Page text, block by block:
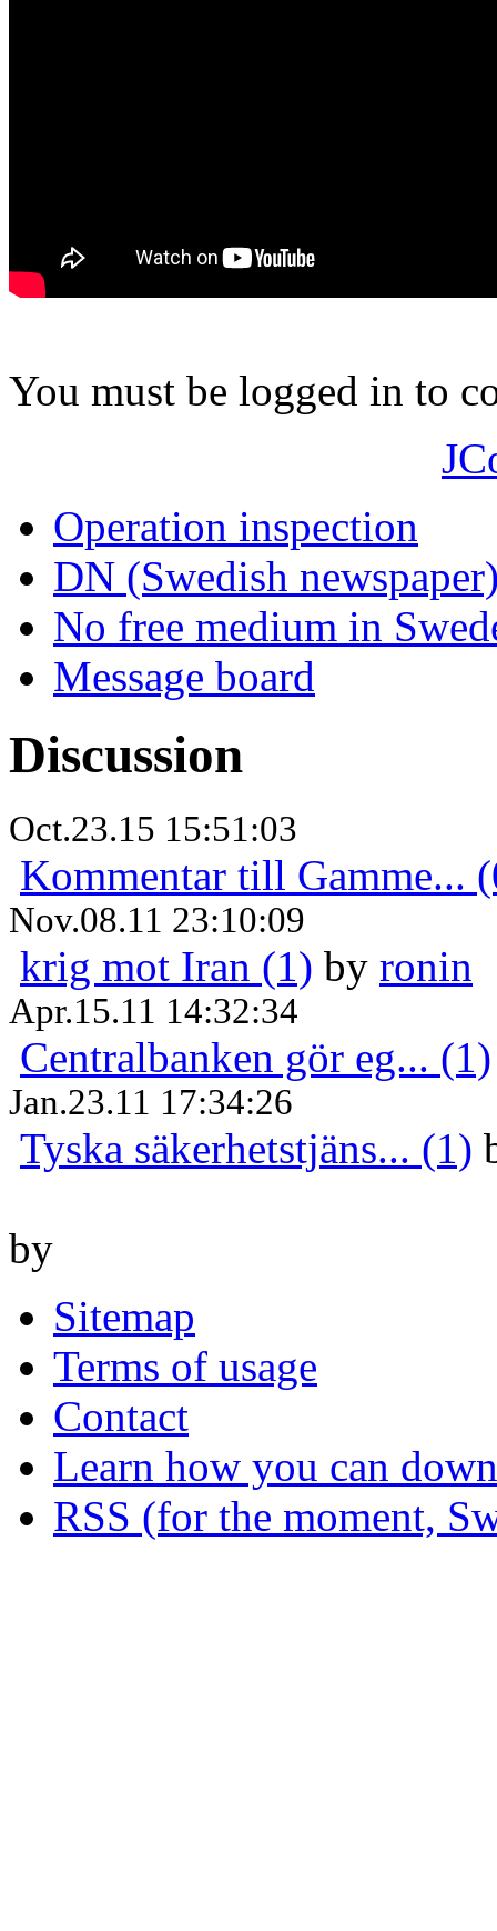
You must be logged in to
Operation inspection
DN (Swedish
No free medium in
Message board
Discussion
Oct.23.15 15:51:03
Kommentar till Gamme...
Nov.08.11 23:10:09
krig mot Iran (1) by ronin
Apr.15.11 14:32:34
Centralbanken gör eg... (1)
Jan.23.11 17:34:26
Tyska säkerhetstjäns... (1)
by
Sitemap
Terms of usage
Contact
Learn how you can
RSS (for the moment,